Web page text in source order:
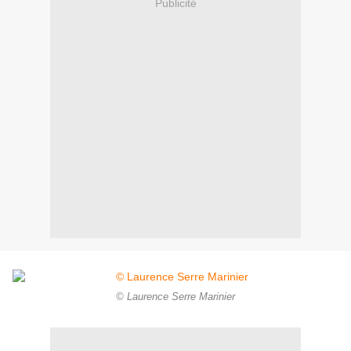
Publicité
© Laurence Serre Marinier